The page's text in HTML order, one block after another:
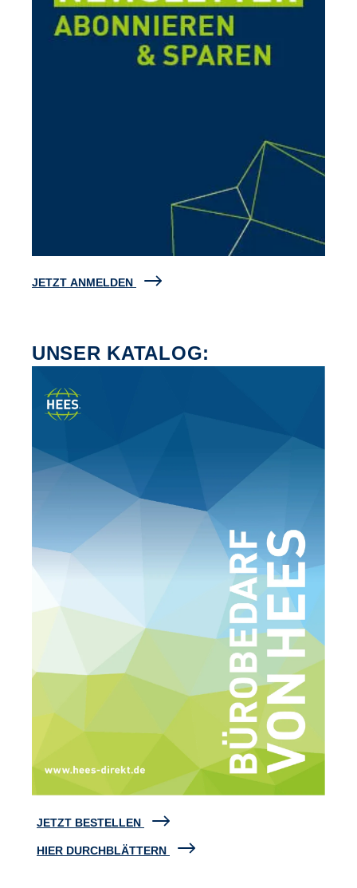
JETZT ANMELDEN
UNSER KATALOG:
JETZT BESTELLEN
HIER DURCHBLÄTTERN